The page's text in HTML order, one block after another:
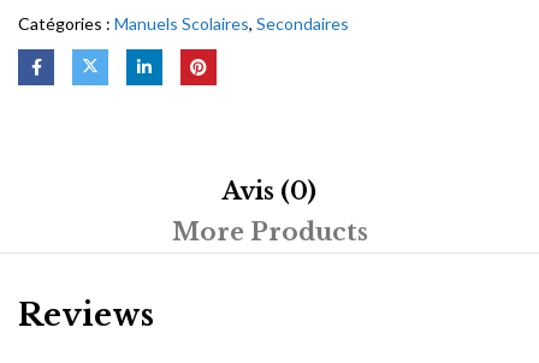
Catégories : Manuels Scolaires, Secondaires
Avis (0)
More Products
Reviews